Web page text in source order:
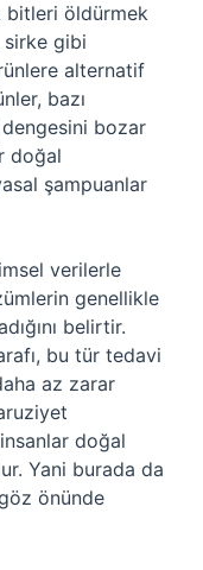
bitleri öldürmek
sirke gibi
alternatif
bazı
bozar
doğal
şampuanlar
verilerle
genellikle
belirtir.
bu tür tedavi
az zarar
insanlar doğal
Yani burada da
önünde